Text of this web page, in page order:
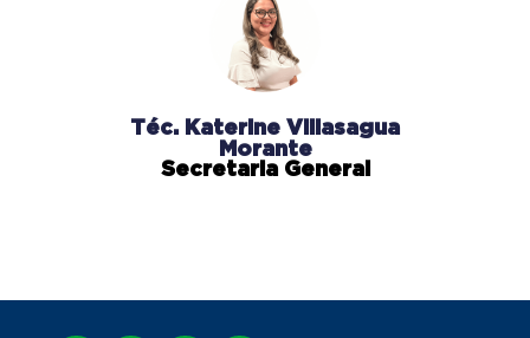
Téc. Katerine Villasagua
Morante
Secretaria General